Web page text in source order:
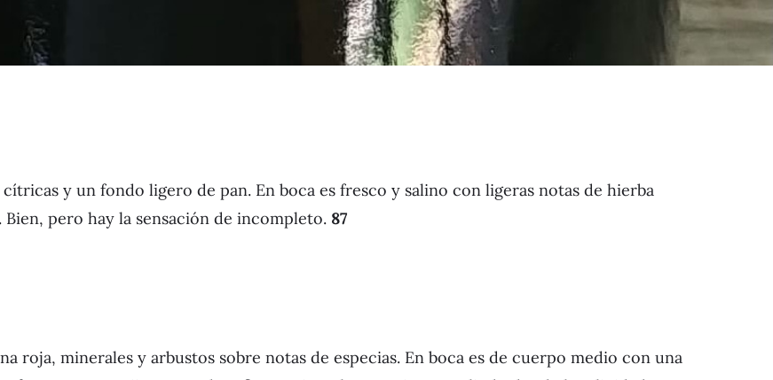
y un fondo ligero de pan. En boca es fresco y salino con ligeras notas de hierba
pero hay la sensación de incompleto. 87
roja, minerales y arbustos sobre notas de especias. En boca es de cuerpo medio con una